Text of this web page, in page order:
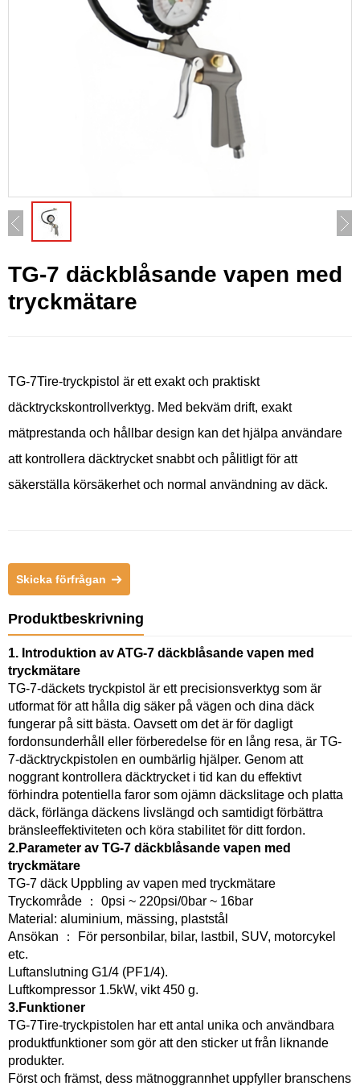
TG-7 däckblåsande vapen med
tryckmätare
TG-7Tire-tryckpistol är ett exakt och praktiskt
däcktryckskontrollverktyg. Med bekväm drift, exakt
mätprestanda och hållbar design kan det hjälpa användare
att kontrollera däcktrycket snabbt och pålitligt för att
säkerställa körsäkerhet och normal användning av däck.
Skicka förfrågan
Produktbeskrivning
1. Introduktion av ATG-7 däckblåsande vapen med
tryckmätare
TG-7-däckets tryckpistol är ett precisionsverktyg som är
utformat för att hålla dig säker på vägen och dina däck
fungerar på sitt bästa. Oavsett om det är för dagligt
fordonsunderhåll eller förberedelse för en lång resa, är TG-
7-däcktryckpistolen en oumbärlig hjälper. Genom att
noggrant kontrollera däcktrycket i tid kan du effektivt
förhindra potentiella faror som ojämn däckslitage och platta
däck, förlänga däckens livslängd och samtidigt förbättra
bränsleeffektiviteten och köra stabilitet för ditt fordon.
2.Parameter av TG-7 däckblåsande vapen med
tryckmätare
TG-7 däck Uppbling av vapen med tryckmätare
Tryckområde ： 0psi ~ 220psi/0bar ~ 16bar
Material: aluminium, mässing, plaststål
Ansökan ： För personbilar, bilar, lastbil, SUV, motorcykel
etc.
Luftanslutning G1/4 (PF1/4).
Luftkompressor 1.5kW, vikt 450 g.
3.Funktioner
TG-7Tire-tryckpistolen har ett antal unika och användbara
produktfunktioner som gör att den sticker ut från liknande
produkter.
Först och främst, dess mätnoggrannhet uppfyller branschens